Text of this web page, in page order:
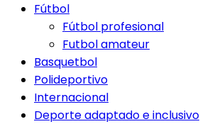
Fútbol
Fútbol profesional
Futbol amateur
Basquetbol
Polideportivo
Internacional
Deporte adaptado e inclusivo